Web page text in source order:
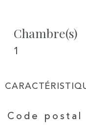
Chambre(s)
1
Caractéristiques
Code postal